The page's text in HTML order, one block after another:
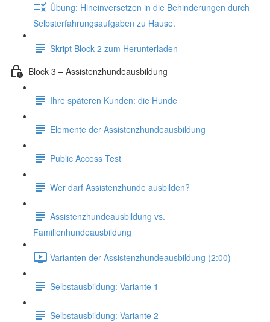
Übung: Hineinversetzen in die Behinderungen durch
Selbsterfahrungsaufgaben zu Hause.
Skript Block 2 zum Herunterladen
Block 3 – Assistenzhundeausbildung
Ihre späteren Kunden: die Hunde
Elemente der Assistenzhundeausbildung
Public Access Test
Wer darf Assistenzhunde ausbilden?
Assistenzhundeausbildung vs.
Familienhundeausbildung
Varianten der Assistenzhundeausbildung (2:00)
Selbstausbildung: Variante 1
Selbstausbildung: Variante 2